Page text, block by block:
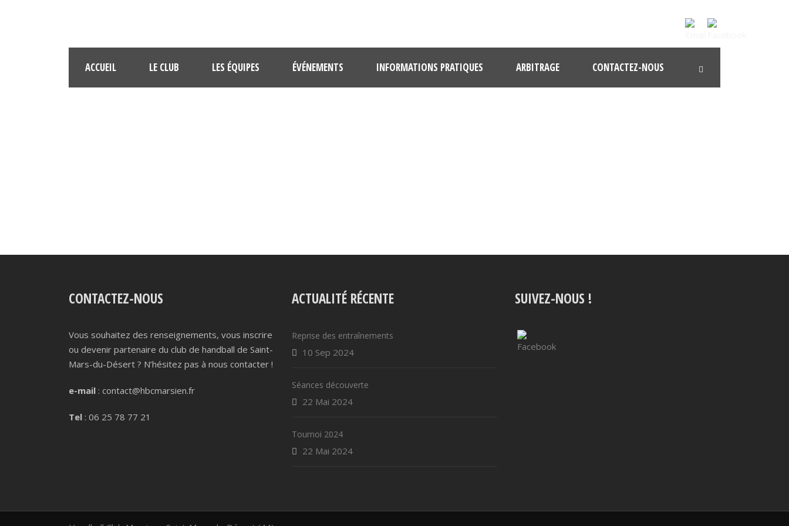
ACCUEIL LE CLUB LES ÉQUIPES ÉVÉNEMENTS INFORMATIONS PRATIQUES ARBITRAGE CONTACTEZ-NOUS
CONTACTEZ-NOUS
Vous souhaitez des renseignements, vous inscrire
ou devenir partenaire du club de handball de Saint-
Mars-du-Désert ? N’hésitez pas à nous contacter !
e-mail : contact@hbcmarsien.fr
Tel : 06 25 78 77 21
ACTUALITÉ RÉCENTE
Reprise des entraînements
10 Sep 2024
Séances découverte
22 Mai 2024
Tournoi 2024
22 Mai 2024
SUIVEZ-NOUS !